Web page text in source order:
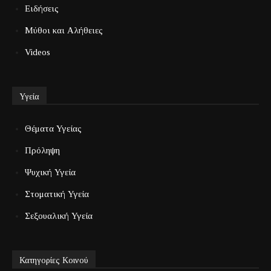
Ειδήσεις
Μύθοι και Αλήθειες
Videos
Υγεία
Θέματα Υγείας
Πρόληψη
Ψυχική Υγεία
Στοματική Υγεία
Σεξουαλική Υγεία
Κατηγορίες Κοινού